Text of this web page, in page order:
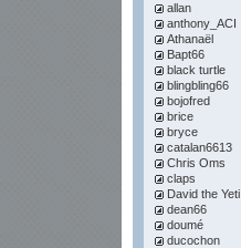
allan
anthony_ACI
Athanaël
Bapt66
black turtle
blingbling66
bojofred
brice
bryce
catalan6613
Chris Oms
claps
David the Yeti
dean66
doumé
ducochon